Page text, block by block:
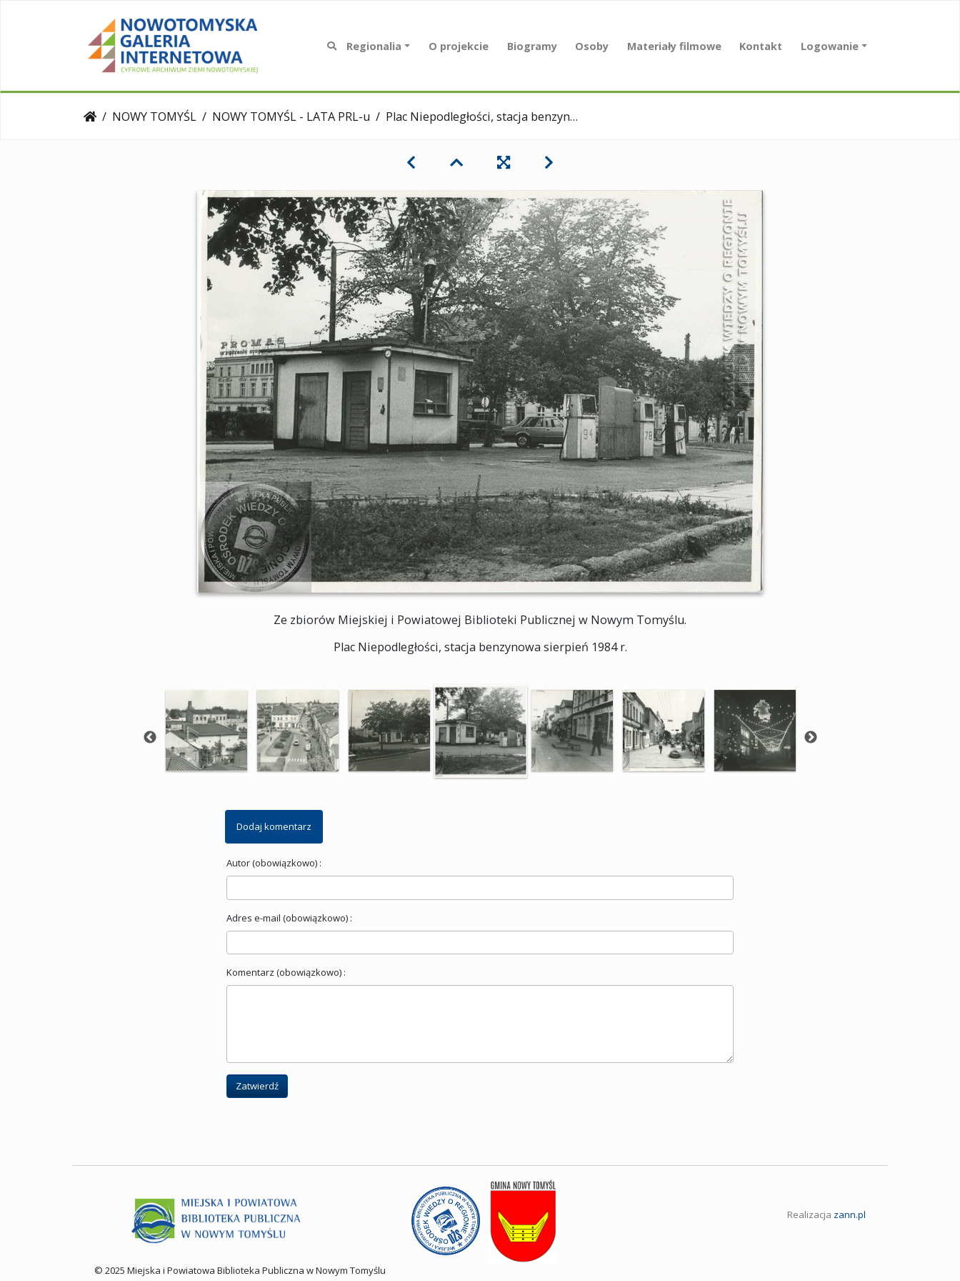
Regionalia O projekcie Biogramy Osoby Materiały filmowe Kontakt Logowanie
NOWY TOMYŚL NOWY TOMYŚL - LATA PRL-u Plac Niepodległości, stacja benzynowa - sierpień 1984 r.
Ze zbiorów Miejskiej i Powiatowej Biblioteki Publicznej w Nowym Tomyślu.
Plac Niepodległości, stacja benzynowa sierpień 1984 r.
Dodaj komentarz
Autor (obowiązkowo) :
Adres e-mail (obowiązkowo) :
Komentarz (obowiązkowo) :
Zatwierdź
Realizacja zann.pl
© 2025 Miejska i Powiatowa Biblioteka Publiczna w Nowym Tomyślu